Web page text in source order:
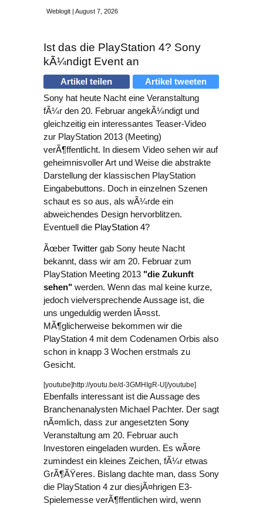
Weblogit | August 7, 2026
Ist das die PlayStation 4? Sony
kÃ¼ndigt Event an
Artikel teilen
Artikel tweeten
Sony hat heute Nacht eine Veranstaltung
fÃ¼r den 20. Februar angekÃ¼ndigt und
gleichzeitig ein interessantes Teaser-Video
zur PlayStation 2013 (Meeting)
verÃ¶ffentlicht. In diesem Video sehen wir auf
geheimnisvoller Art und Weise die abstrakte
Darstellung der klassischen PlayStation
Eingabebuttons. Doch in einzelnen Szenen
schaut es so aus, als wÃ¼rde ein
abweichendes Design hervorblitzen.
Eventuell die PlayStation 4?
Ãœber Twitter gab Sony heute Nacht
bekannt, dass wir am 20. Februar zum
PlayStation Meeting 2013 "die Zukunft
sehen" werden. Wenn das mal keine kurze,
jedoch vielversprechende Aussage ist, die
uns ungeduldig werden lÃ¤sst.
MÃ¶glicherweise bekommen wir die
PlayStation 4 mit dem Codenamen Orbis also
schon in knapp 3 Wochen erstmals zu
Gesicht.
[youtube]http://youtu.be/d-3GMHIgR-U[/youtube]
Ebenfalls interessant ist die Aussage des
Branchenanalysten Michael Pachter. Der sagt
nÃ¤mlich, dass zur angesetzten Sony
Veranstaltung am 20. Februar auch
Investoren eingeladen wurden. Es wÃ¤re
zumindest ein kleines Zeichen, fÃ¼r etwas
GrÃ¶ÃŸeres. Bislang dachte man, dass Sony
die PlayStation 4 zur diesjÃ¤hrigen E3-
Spielemesse verÃ¶ffentlichen wird, wenn